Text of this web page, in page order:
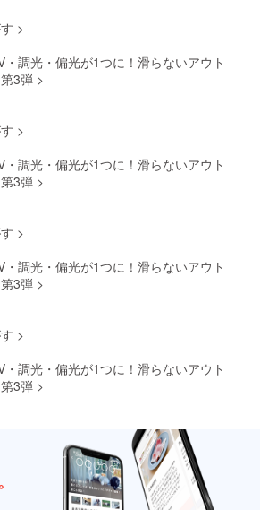
上に多
くのご
らにお
日にち
医家向
け医療
>
・調光・偏光が1つに！滑らないアウト
3弾 >
>
・調光・偏光が1つに！滑らないアウト
3弾 >
>
・調光・偏光が1つに！滑らないアウト
3弾 >
>
・調光・偏光が1つに！滑らないアウト
3弾 >